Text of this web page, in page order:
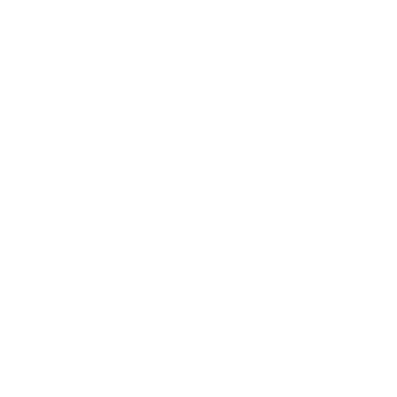
novedades del mercado de La Liga